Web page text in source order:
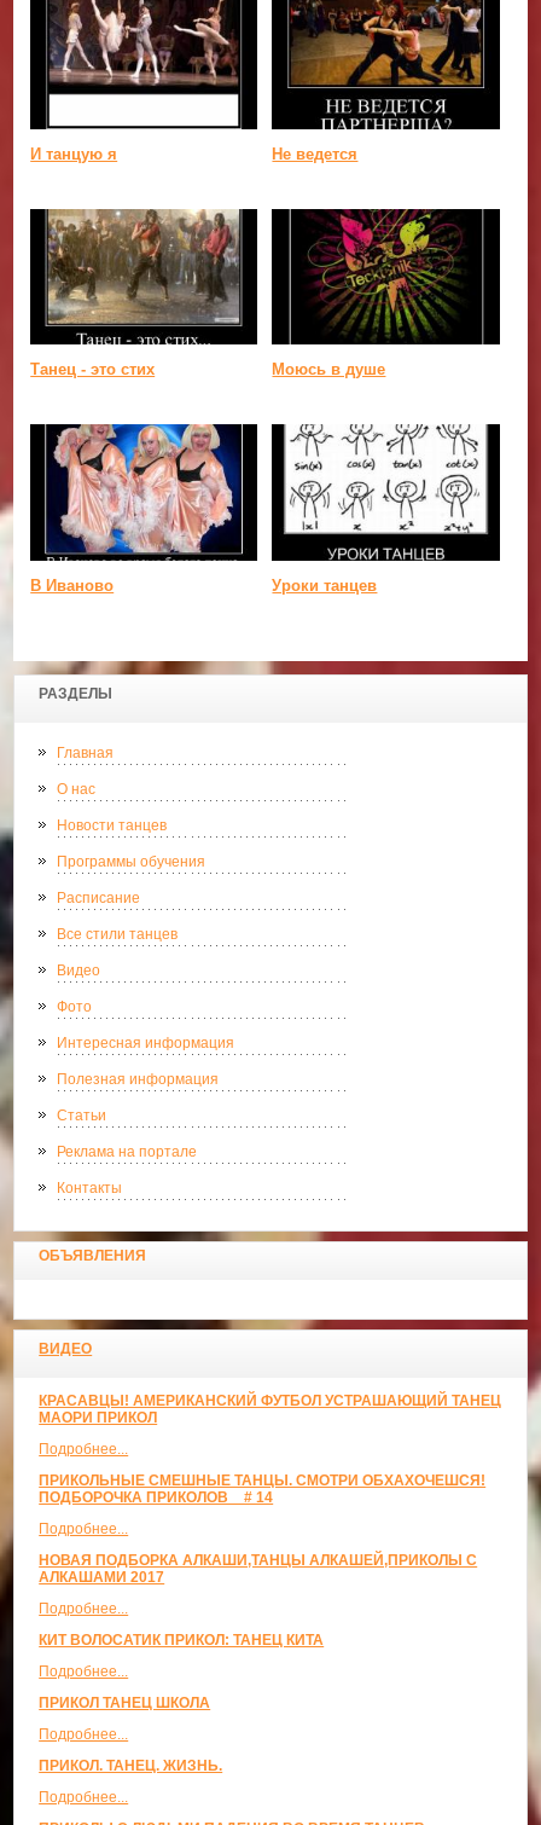
РАЗДЕЛЫ
Главная
О нас
Новости танцев
Программы обучения
Расписание
Все стили танцев
Видео
Фото
Интересная информация
Полезная информация
Статьи
Реклама на портале
Контакты
ОБЪЯВЛЕНИЯ
ВИДЕО
КРАСАВЦЫ! АМЕРИКАНСКИЙ ФУТБОЛ УСТРАШАЮЩИЙ ТАНЕЦ
МАОРИ ПРИКОЛ
Подробнее...
ПРИКОЛЬНЫЕ СМЕШНЫЕ ТАНЦЫ. СМОТРИ ОБХАХОЧЕШСЯ!
ПОДБОРОЧКА ПРИКОЛОВ _ # 14
Подробнее...
НОВАЯ ПОДБОРКА АЛКАШИ,ТАНЦЫ АЛКАШЕЙ,ПРИКОЛЫ С
АЛКАШАМИ 2017
Подробнее...
КИТ ВОЛОСАТИК ПРИКОЛ: ТАНЕЦ КИТА
Подробнее...
ПРИКОЛ ТАНЕЦ ШКОЛА
Подробнее...
ПРИКОЛ. ТАНЕЦ. ЖИЗНЬ.
Подробнее...
И танцую я Не ведется
Танец - это стих Моюсь в душе
В Иваново Уроки танцев